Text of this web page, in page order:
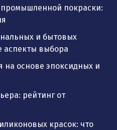
покраски:
и бытовых
аспекты выбора
на основе эпоксидных и
рейтинг от
красок: что